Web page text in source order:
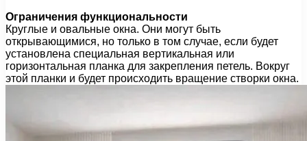
Ограничения функциональности
Круглые и овальные окна. Они могут быть
открывающимися, но только в том случае, если будет
установлена специальная вертикальная или
горизонтальная планка для закрепления петель. Вокруг
этой планки и будет происходить вращение створки окна.